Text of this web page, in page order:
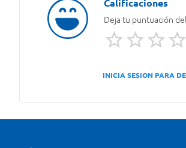
Deja tu puntuación
INICIA SESION PARA